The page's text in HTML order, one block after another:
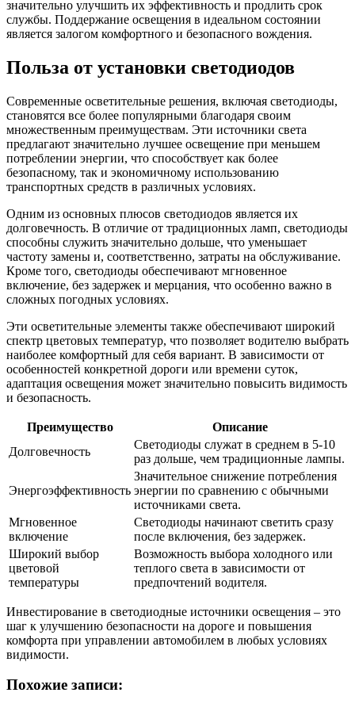
значительно улучшить их эффективность и продлить срок
службы. Поддержание освещения в идеальном состоянии
является залогом комфортного и безопасного вождения.
Польза от установки светодиодов
Современные осветительные решения, включая светодиоды,
становятся все более популярными благодаря своим
множественным преимуществам. Эти источники света
предлагают значительно лучшее освещение при меньшем
потреблении энергии, что способствует как более
безопасному, так и экономичному использованию
транспортных средств в различных условиях.
Одним из основных плюсов светодиодов является их
долговечность. В отличие от традиционных ламп, светодиоды
способны служить значительно дольше, что уменьшает
частоту замены и, соответственно, затраты на обслуживание.
Кроме того, светодиоды обеспечивают мгновенное
включение, без задержек и мерцания, что особенно важно в
сложных погодных условиях.
Эти осветительные элементы также обеспечивают широкий
спектр цветовых температур, что позволяет водителю выбрать
наиболее комфортный для себя вариант. В зависимости от
особенностей конкретной дороги или времени суток,
адаптация освещения может значительно повысить видимость
и безопасность.
Преимущество
Описание
Долговечность
Светодиоды служат в среднем в 5-10
раз дольше, чем традиционные лампы.
Энергоэффективность
Значительное снижение потребления
энергии по сравнению с обычными
источниками света.
Мгновенное
включение
Светодиоды начинают светить сразу
после включения, без задержек.
Широкий выбор
цветовой
температуры
Возможность выбора холодного или
теплого света в зависимости от
предпочтений водителя.
Инвестирование в светодиодные источники освещения – это
шаг к улучшению безопасности на дороге и повышения
комфорта при управлении автомобилем в любых условиях
видимости.
Похожие записи: